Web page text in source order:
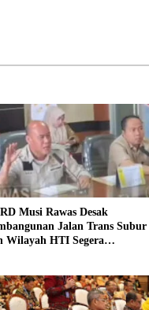
Musi Rawas Desak
Jalan Trans Subur
Wilayah HTI Segera